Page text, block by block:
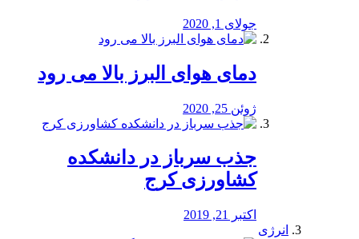
جولای 1, 2020
دمای هوای البرز بالا می رود
ژوئن 25, 2020
جذب سرباز در دانشکده
کشاورزی کرج
اکتبر 21, 2019
انرژی